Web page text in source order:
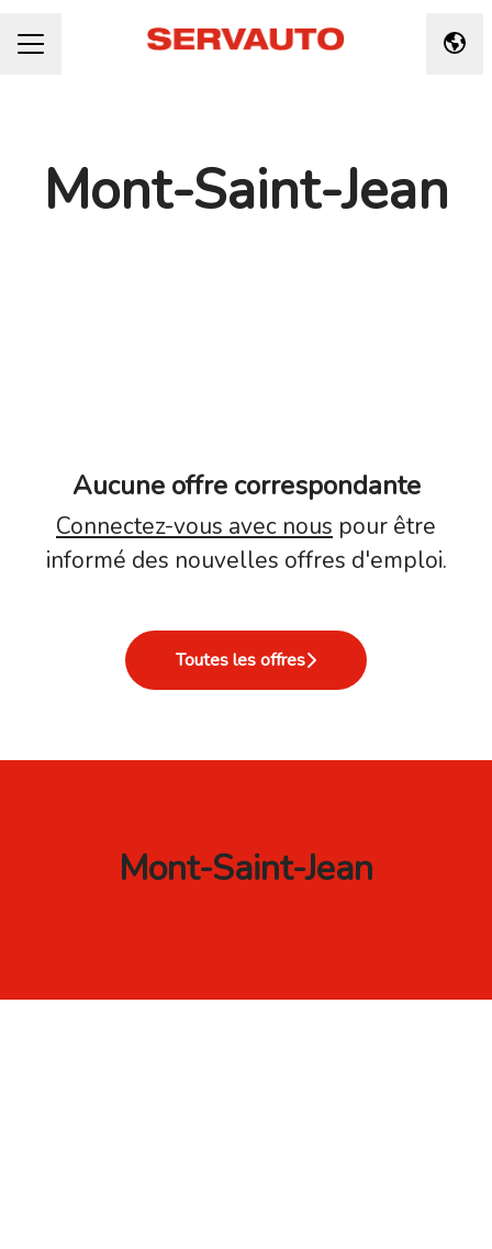
MENU CARRIÈRE
Mont-Saint-Jean
Aucune offre correspondante
Connectez-vous avec nous pour être
informé des nouvelles offres d'emploi.
Toutes les offres
Mont-Saint-Jean